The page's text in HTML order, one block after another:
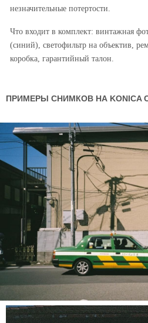
незначительные потертости.
Что входит в комплект: винтажная
(синий), светофильтр на объектив,
коробка, гарантийный талон.
ПРИМЕРЫ СНИМКОВ НА KONICA